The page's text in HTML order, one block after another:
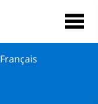
Français